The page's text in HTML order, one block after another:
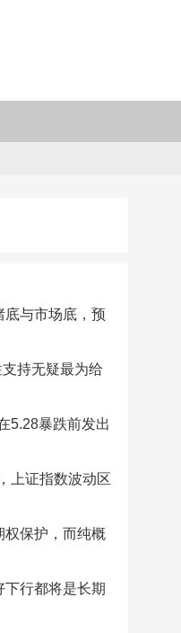
底与市场底，预
持无疑最为给
5.28暴跌前发出
上证指数波动区
权保护，而纯概
行都将是长期